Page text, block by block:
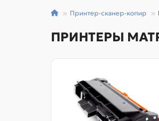
Принтер-сканер-копир
ПРИНТЕРЫ